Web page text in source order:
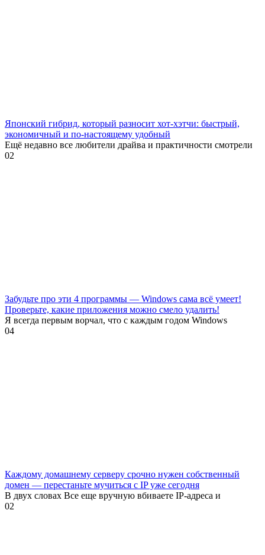
Японский гибрид, который разносит хот-хэтчи: быстрый,
экономичный и по-настоящему удобный
Ещё недавно все любители драйва и практичности смотрели
02
Забудьте про эти 4 программы — Windows сама всё умеет!
Проверьте, какие приложения можно смело удалить!
Я всегда первым ворчал, что с каждым годом Windows
04
Каждому домашнему серверу срочно нужен собственный
домен — перестаньте мучиться с IP уже сегодня
В двух словах Все еще вручную вбиваете IP-адреса и
02